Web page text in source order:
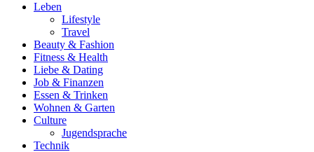
Leben
Lifestyle
Travel
Beauty & Fashion
Fitness & Health
Liebe & Dating
Job & Finanzen
Essen & Trinken
Wohnen & Garten
Culture
Jugendsprache
Technik